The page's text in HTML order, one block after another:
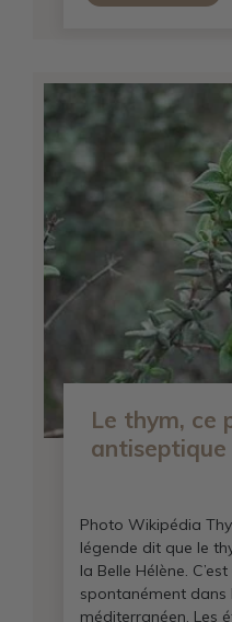
Le thym, ce
antiseptique
Photo Wikipédia
légende dit que le
la Belle Hélène.
spontanément
méditerranéen. Les